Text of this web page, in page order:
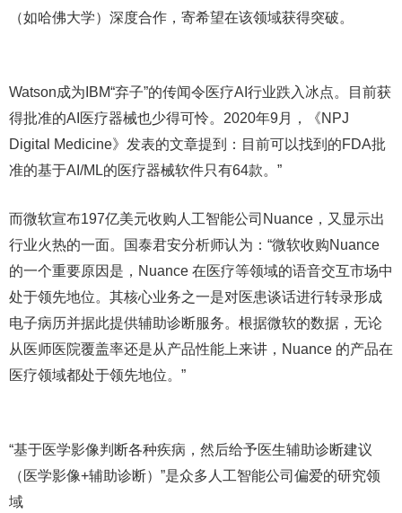
（如哈佛大学）深度合作，寄希望在该领域获得突破。
Watson成为IBM“弃子”的传闻令医疗AI行业跌入冰点。目前获
得批准的AI医疗器械也少得可怜。2020年9月，《NPJ
Digital Medicine》发表的文章提到：目前可以找到的FDA批
准的基于AI/ML的医疗器械软件只有64款。”
而微软宣布197亿美元收购人工智能公司Nuance，又显示出
行业火热的一面。国泰君安分析师认为：“微软收购Nuance
的一个重要原因是，Nuance 在医疗等领域的语音交互市场中
处于领先地位。其核心业务之一是对医患谈话进行转录形成
电子病历并据此提供辅助诊断服务。根据微软的数据，无论
从医师医院覆盖率还是从产品性能上来讲，Nuance 的产品在
医疗领域都处于领先地位。”
“基于医学影像判断各种疾病，然后给予医生辅助诊断建议
（医学影像+辅助诊断）”是众多人工智能公司偏爱的研究领
域